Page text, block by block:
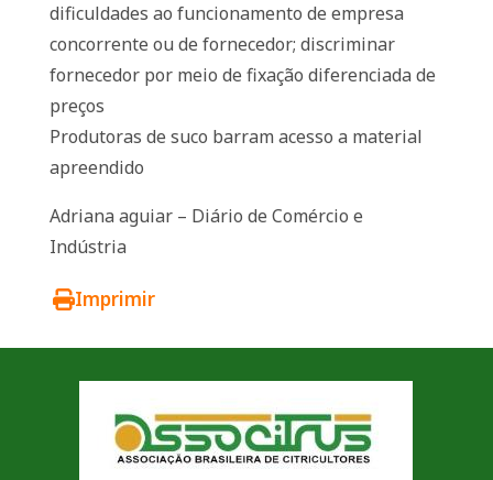
dificuldades ao funcionamento de empresa
concorrente ou de fornecedor; discriminar
fornecedor por meio de fixação diferenciada de
preços
Produtoras de suco barram acesso a material
apreendido
Adriana aguiar – Diário de Comércio e
Indústria
Imprimir